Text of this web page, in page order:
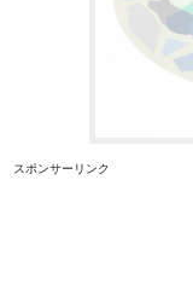
スポンサーリンク